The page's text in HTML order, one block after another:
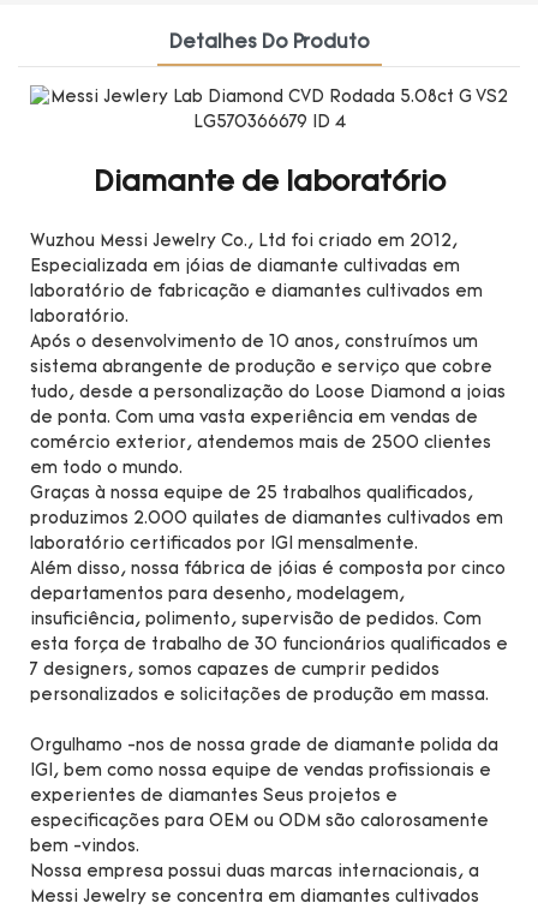
Detalhes Do Produto
Diamante de laboratório
Wuzhou Messi Jewelry Co., Ltd foi criado em 2012,
Especializada em jóias de diamante cultivadas em
laboratório de fabricação e diamantes cultivados em
laboratório.
Após o desenvolvimento de 10 anos, construímos um
sistema abrangente de produção e serviço que cobre
tudo, desde a personalização do Loose Diamond a joias
de ponta. Com uma vasta experiência em vendas de
comércio exterior, atendemos mais de 2500 clientes
em todo o mundo.
Graças à nossa equipe de 25 trabalhos qualificados,
produzimos 2.000 quilates de diamantes cultivados em
laboratório certificados por IGI mensalmente.
Além disso, nossa fábrica de jóias é composta por cinco
departamentos para desenho, modelagem,
insuficiência, polimento, supervisão de pedidos. Com
esta força de trabalho de 30 funcionários qualificados e
7 designers, somos capazes de cumprir pedidos
personalizados e solicitações de produção em massa.
Orgulhamo -nos de nossa grade de diamante polida da
IGI, bem como nossa equipe de vendas profissionais e
experientes de diamantes Seus projetos e
especificações para OEM ou ODM são calorosamente
bem -vindos.
Nossa empresa possui duas marcas internacionais, a
Messi Jewelry se concentra em diamantes cultivados